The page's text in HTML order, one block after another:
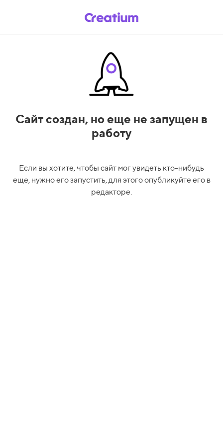
Сайт создан, но еще не запущен в
работу
Если вы хотите, чтобы сайт мог увидеть кто-нибудь
еще, нужно его запустить, для этого опубликуйте его в
редакторе.